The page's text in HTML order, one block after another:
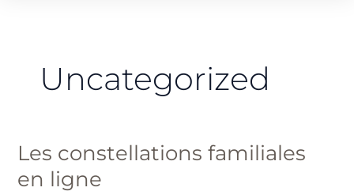
Uncategorized
Les constellations familiales
en ligne
Les
familiales